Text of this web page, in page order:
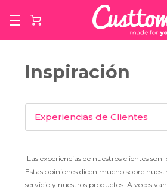
Inspiración
Experiencias de Clientes
Artistas
¡Las experiencias de nuestros clientes
Estas opiniones dicen mucho sobre
servicio y nuestros productos. A veces